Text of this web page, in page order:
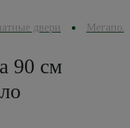
двери
90 см